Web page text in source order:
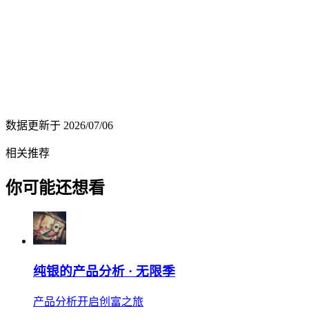
数据更新于 2026/07/06
相关推荐
你可能还想看
纯银的产品分析 · 无限季
产品分析开启创富之旅